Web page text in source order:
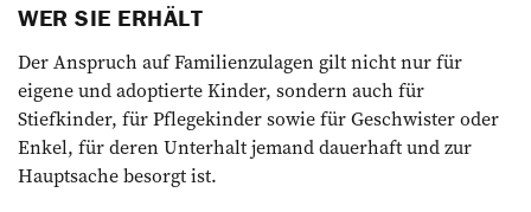
WER SIE ERHÄLT
Der Anspruch auf Familienzulagen gilt nicht nur für
eigene und adoptierte Kinder, sondern auch für
Stiefkinder, für Pflegekinder sowie für Geschwister oder
Enkel, für deren Unterhalt jemand dauerhaft und zur
Hauptsache besorgt ist.